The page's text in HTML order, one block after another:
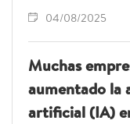
04/08/2025
Muchas
aumentado la
artificial (IA)